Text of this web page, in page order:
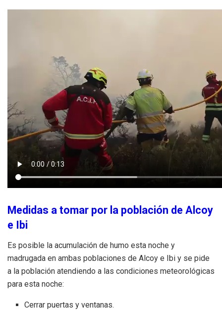
Medidas a tomar por la población de Alcoy
e Ibi
Es posible la acumulación de humo esta noche y
madrugada en ambas poblaciones de Alcoy e Ibi y se pide
a la población atendiendo a las condiciones meteorológicas
para esta noche:
Cerrar puertas y ventanas.